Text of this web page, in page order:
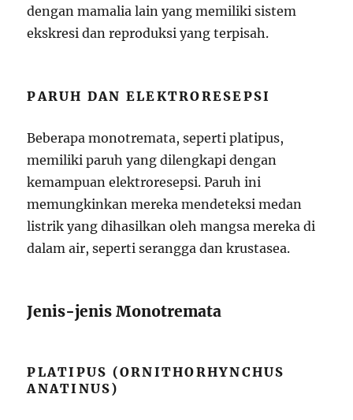
dengan mamalia lain yang memiliki sistem
ekskresi dan reproduksi yang terpisah.
PARUH DAN ELEKTRORESEPSI
Beberapa monotremata, seperti platipus,
memiliki paruh yang dilengkapi dengan
kemampuan elektroresepsi. Paruh ini
memungkinkan mereka mendeteksi medan
listrik yang dihasilkan oleh mangsa mereka di
dalam air, seperti serangga dan krustasea.
Jenis-jenis Monotremata
PLATIPUS (ORNITHORHYNCHUS
ANATINUS)